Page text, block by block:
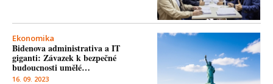
Ekonomika
Bidenova administrativa a IT
giganti: Závazek k bezpečné
budoucnosti umělé…
16. 09. 2023